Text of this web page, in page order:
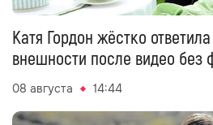
Катя Гордон жёстко
внешности после видео без
08 августа 14:44